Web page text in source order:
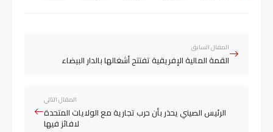
المقال السابق
القمة المالية الإفريقية تفتتح أشغالها بالدار البيضاء
المقال التالي
الرئيس الصيني يحذر بأن حرب تجارية مع الولايات المتحدة
لافائز فيها